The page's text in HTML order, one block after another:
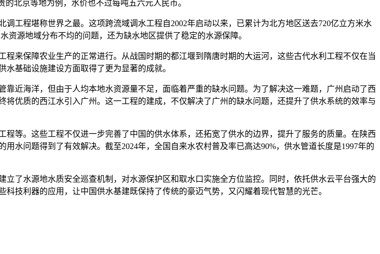
北京等地为例，水价也不过每吨五六元人民币。
工程堪称世界之最。这项跨流域调水工程自2002年启动以来，已累计为北方地区送去720亿立方米水
资源地域分布不均的问题，还为缺水地区提供了稳定的水源保障。
来保障农业生产的正常进行。从战国时期的都江堰到隋唐时期的大运河，这些古代水利工程不仅在当
基础设施建设方面取得了更为显著的成就。
近海洋，但由于人均本地水资源量不足，面临着严重的缺水问题。为了解决这一难题，广州启动了西
优质的西江水引入广州。这一工程的建成，不仅解决了广州的缺水问题，还提升了供水系统的效率与
等。这些工程不仅进一步完善了中国的供水体系，还拓宽了供水的边界，提升了服务的质量。在陕西
水问题得到了有效解决。截至2024年，全国自来水农村普及率已高达90%，供水管道长度是1997年的
了水源地水质安全巡查机制，对水源保护区和取水口实施全方位监控。同时，依托供水云平台强大的
技利器的应用，让中国供水基建既保持了传统的豪迈气势，又闪耀着现代智慧的光芒。